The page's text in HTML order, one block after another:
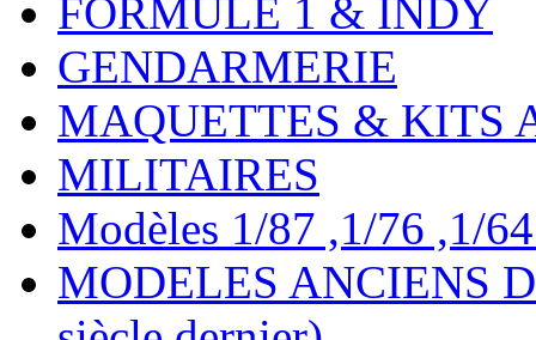
FORMULE 1 & INDY
GENDARMERIE
MAQUETTES & KITS
MILITAIRES
Modèles 1/87 ,1/76 ,1/
MODELES ANCIENS